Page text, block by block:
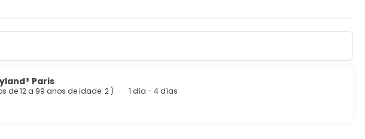
habitaciones con televisión de pantalla plana. La conexión wifi gratis te
disfrutar de canales por satélite. El baño privado con ducha y bañera
de higiene personal de diseño. Entre las comodidades, se incluyen caja fuerte
limpieza disponible todos los días.
con vistas al jardín o aprovecha el servicio de habitaciones con horario limitado.
en el bar o lounge. Se ofrece un desayuno bufé gratuito todos los días de 07:00
Paris
de 12 a 99 anos de idade: 2 )
1 día - 4 días